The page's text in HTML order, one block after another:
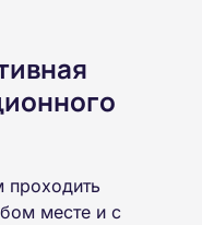
проходить
месте и с